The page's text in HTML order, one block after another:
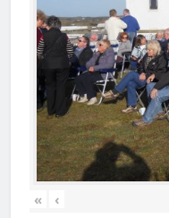
« ‹